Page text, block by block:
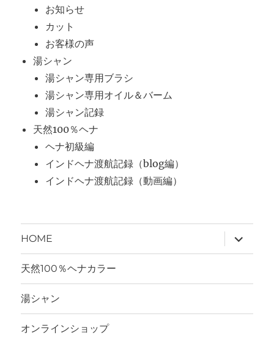
お知らせ
カット
お客様の声
湯シャン
湯シャン専用ブラシ
湯シャン専用オイル＆バーム
湯シャン記録
天然100％ヘナ
ヘナ初級編
インドヘナ渡航記録（blog編）
インドヘナ渡航記録（動画編）
HOME
サ
ブ
メ
ー
開
天然100％ヘナカラー
湯シャン
オンラインショップ